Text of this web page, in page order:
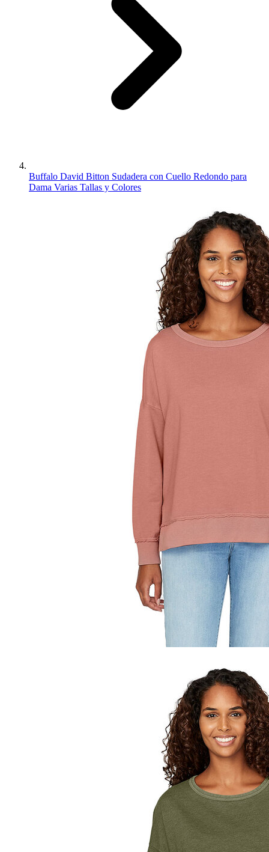
Buffalo David Bitton Sudadera con Cuello Redondo para
Dama Varias Tallas y Colores